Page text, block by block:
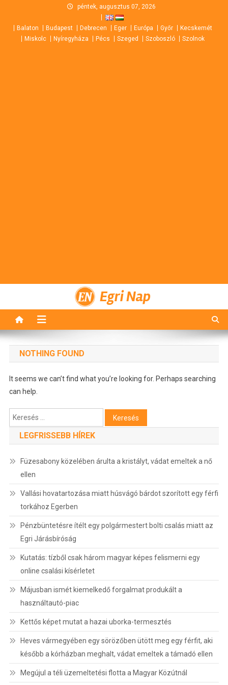
content
péntek, augusztus 07, 2026
Balaton Budapest Debrecen Eger Európa Győr
Kecskemét
Miskolc
Nyíregyháza Pécs Szeged Szoboszló Szolnok
Egri Nap
NOTHING FOUND
It seems we can’t find what you’re looking for. Perhaps searching
can help.
Keresés:
LEGFRISSEBB HÍREK
Füzesabony közelében árulta a kristályt, vádat emeltek a nő
ellen
Vallási hovatartozása miatt húsvágó bárdot szorított egy férfi
torkához Egerben
Pénzbüntetésre ítélt egy polgármestert bolti csalás miatt az
Egri Járásbíróság
Kutatás: tízből csak három magyar képes felismerni egy
online csalási kísérletet
Májusban ismét kiemelkedő forgalmat produkált a
használtautó-piac
Kettős képet mutat a hazai uborka-termesztés
Heves vármegyében egy sörözőben ütött meg egy férfit, aki
később a kórházban meghalt, vádat emeltek a támadó ellen
Megújul a téli üzemeltetési flotta a Magyar Közútnál